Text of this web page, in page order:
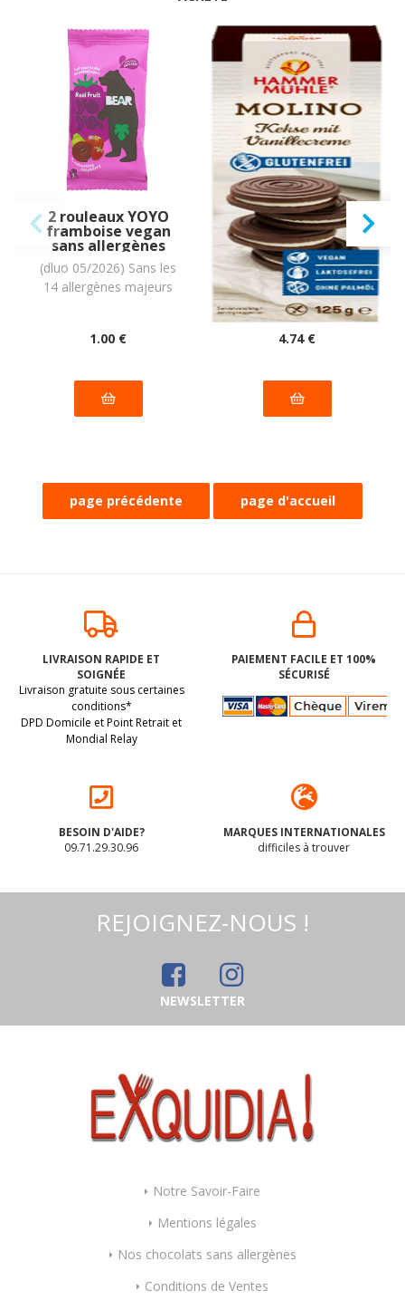
2 rouleaux YOYO
framboise vegan
sans allergènes
Bear : 20 grammes
(dluo 05/2026) Sans les
14 allergènes majeurs
1.00 €
Biscuits au cacao
fourrés d'une
crème vanille
vegan sans
allergènes
Hammermülhe :
125 grammes
(dluo 02/03/2027) Sans
les 14 allergènes
majeurs.
4.74 €
LIVRAISON RAPIDE ET
SOIGNÉE
Livraison gratuite sous certaines
conditions*
DPD Domicile et Point Retrait et
Mondial Relay
PAIEMENT FACILE ET 100%
SÉCURISÉ
BESOIN D'AIDE?
09.71.29.30.96
MARQUES INTERNATIONALES
difficiles à trouver
REJOIGNEZ-NOUS !
NEWSLETTER
Notre Savoir-Faire
Mentions légales
Nos chocolats sans allergènes
Conditions de Ventes